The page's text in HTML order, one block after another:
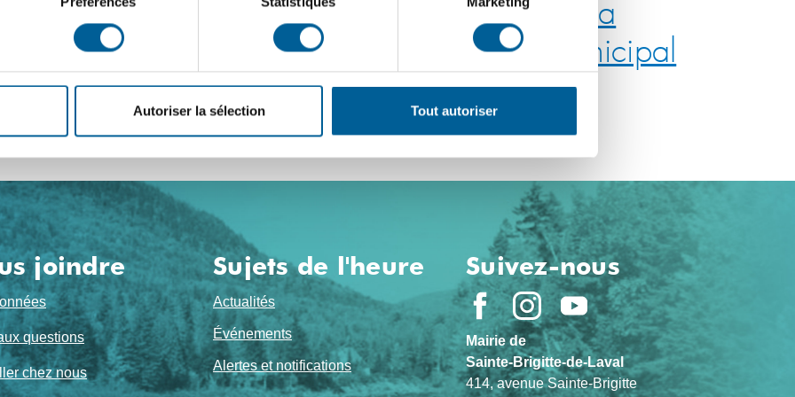
Autoriser la sélection Tout autoriser
| Interdit de « vider sa piscine pour la
l’eau potable du réseau d’aqueduc municipal
piscines et spas pour l'été, le Service des…
joindre
questions
chez nous
Sujets de l'heure
Actualités
Événements
Alertes et notifications
Suivez-nous
Mairie de
Sainte-Brigitte-de-Laval
414, avenue Sainte-Brigitte